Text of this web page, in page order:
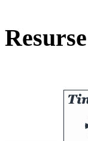
Resurse